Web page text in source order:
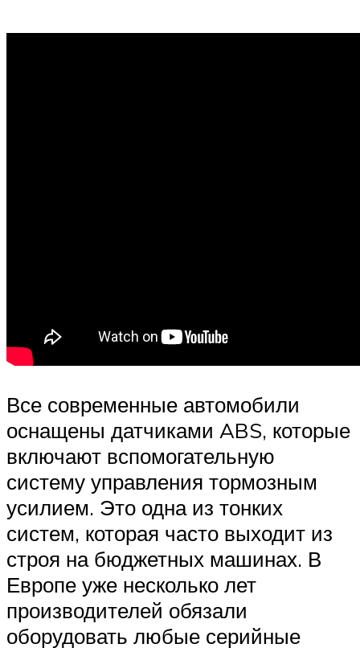
Все современные автомобили
оснащены датчиками ABS, которые
включают вспомогательную
систему управления тормозным
усилием. Это одна из тонких
систем, которая часто выходит из
строя на бюджетных машинах. В
Европе уже несколько лет
производителей обязали
оборудовать любые серийные